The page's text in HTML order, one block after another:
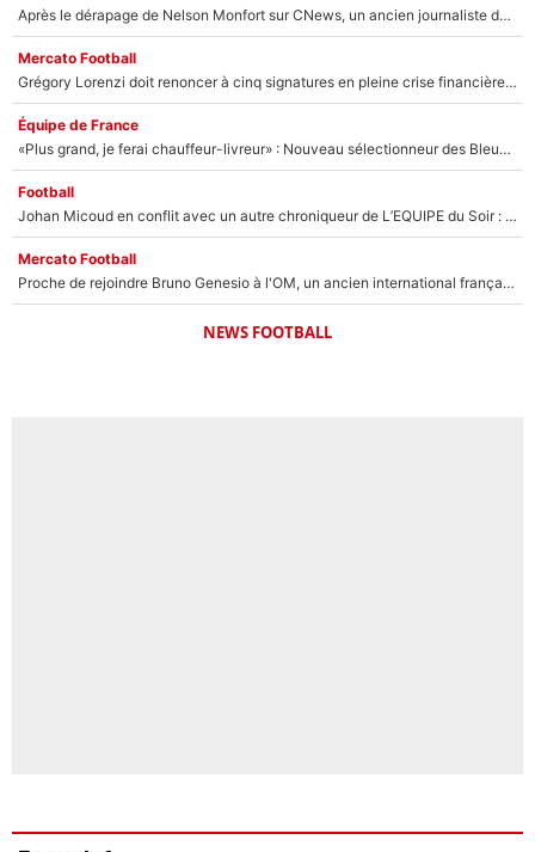
Après le dérapage de Nelson Monfort sur CNews, un ancien journaliste de France Télévisions relance la polémique sur les incendies en Gironde
Mercato Football
Grégory Lorenzi doit renoncer à cinq signatures en pleine crise financière : L’IA propose sept noms à l’OM pour un mercato réussi... à seulement 5M€ !
Équipe de France
«Plus grand, je ferai chauffeur-livreur» : Nouveau sélectionneur des Bleus, Zinédine Zidane s’était imaginé un avenir très différent lorsqu'il était enfant
Football
Johan Micoud en conflit avec un autre chroniqueur de L’EQUIPE du Soir : «Pendant un moment, je ne les ai pas remis ensemble dans l'émission»
Mercato Football
Proche de rejoindre Bruno Genesio à l'OM, un ancien international français va finalement débarquer... sur RMC !
NEWS FOOTBALL